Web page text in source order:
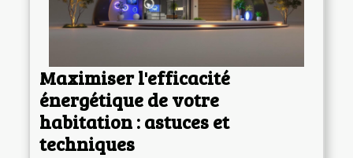
Maximiser l'efficacité
énergétique de votre
habitation : astuces et
techniques